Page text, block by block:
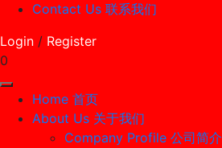
Contact Us 联系我们
Login / Register
0
Home 首页
About Us 关于我们
Company Profile 公司简介